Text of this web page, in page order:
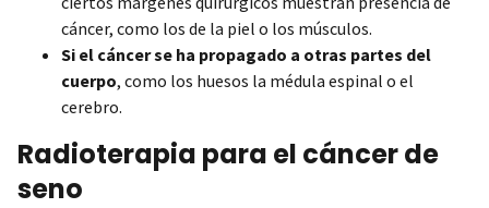
cáncer, como los de la piel o los músculos.
Si el cáncer se ha propagado a otras partes del
cuerpo, como los huesos la médula espinal o el
cerebro.
Radioterapia para el cáncer de
seno